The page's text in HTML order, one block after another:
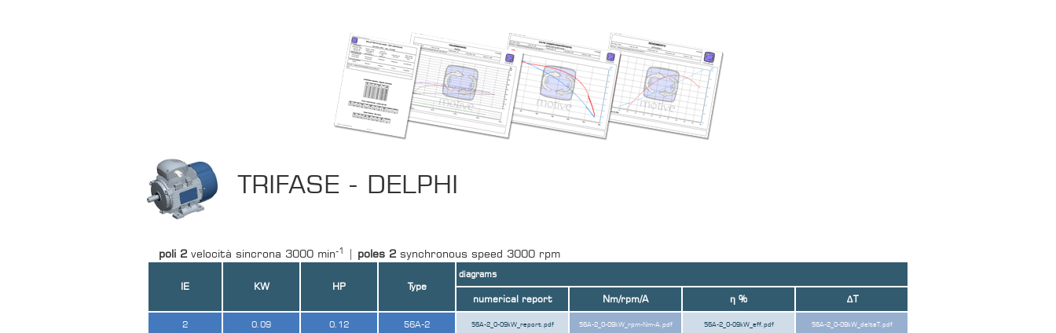
TRIFASE - DELPHI
poli 2 velocità sincrona 3000 min-1 | poles 2 synchronous speed 3000 rpm
IE KW HP Type
diagrams
numerical report Nm/rpm/A η % ΔT
2 0.09 0.12 56A-2 56A-2_0-09kW_report.pdf 56A-2_0-09kW_rpm-Nm-A.pdf 56A-2_0-09kW_eff.pdf 56A-2_0-09kW_deltaT.pdf